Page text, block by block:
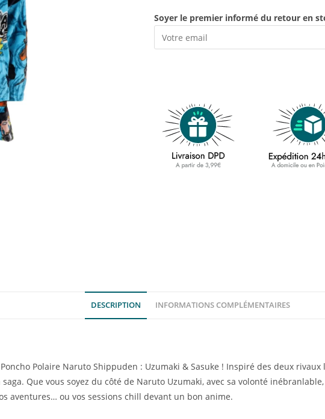
Soyer le premier informé du retour en
DESCRIPTION INFORMATIONS COMPLÉMENTAIRES
Polaire Naruto Shippuden : Uzumaki & Sasuke ! Inspiré des deux
Que vous soyez du côté de Naruto Uzumaki, avec sa volonté
aventures… ou vos sessions chill devant un bon anime.